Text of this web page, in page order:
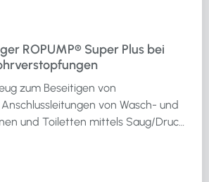
ROPUMP® Super Plus bei
zum Beseitigen von
von Wasch- und
und Toiletten mittels Saug/Druck-
bei schwer zugänglichen
Griff · beste